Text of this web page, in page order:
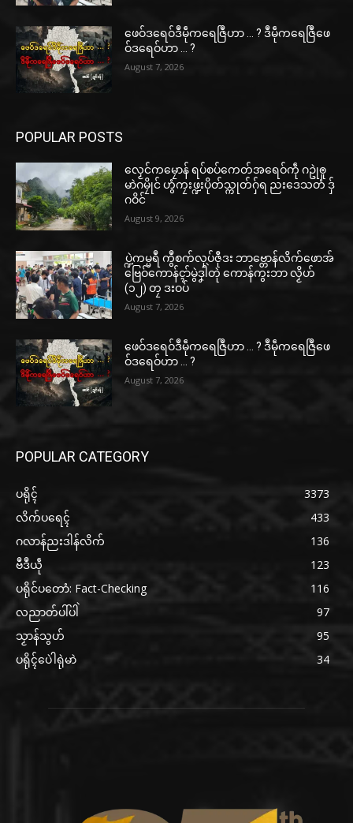
ဖေဝ်ဒရေဝ်ဒဳမဵုကရေဇြဳဟာ … ? ဒဳမဵုကရေဇြဳဖေ
ဝ်ဒရေဝ်ဟာ … ?
August 7, 2026
POPULAR POSTS
လၟေင်ကမၠောန် ရပ်စပ်ကေတ်အရေဝ်ကဵု ဂဥုဲၜူ
မာဲဂမၠိုင် ဟွံကၠးဖ္ဍးပိုတ်သ္ကုတ်ဂှ်ရ ညးဒေသတံ ဒှ်
ဂဝိင်
August 9, 2026
ပ္ဍဲကမ္မရဳ ကွဳစက်လုပ်ဇီုဒး ဘာဗ္တောန်လိက်ဖောအ်
ဗြေဝ်ကောန်ၚာ်မွဲဒၞါဲတုဲ ကောန်ကွးဘာ လၟိဟ်
(၁၂) တၠ ဒးဝပ်
August 7, 2026
ဖေဝ်ဒရေဝ်ဒဳမဵုကရေဇြဳဟာ … ? ဒဳမဵုကရေဇြဳဖေ
ဝ်ဒရေဝ်ဟာ … ?
August 7, 2026
POPULAR CATEGORY
ပရိုၚ်
3373
လိက်ပရေၚ်
433
ဂလာန်ညးဒါန်လိက်
136
ဗဳဒဳယဵု
123
ပရိုင်ပတောံ: Fact-Checking
116
လညာတ်ပါ်ပါဲ
97
သၟာန်သွဟ်
95
ပရိုၚ်ပေဲါရုဲမာဲ
34